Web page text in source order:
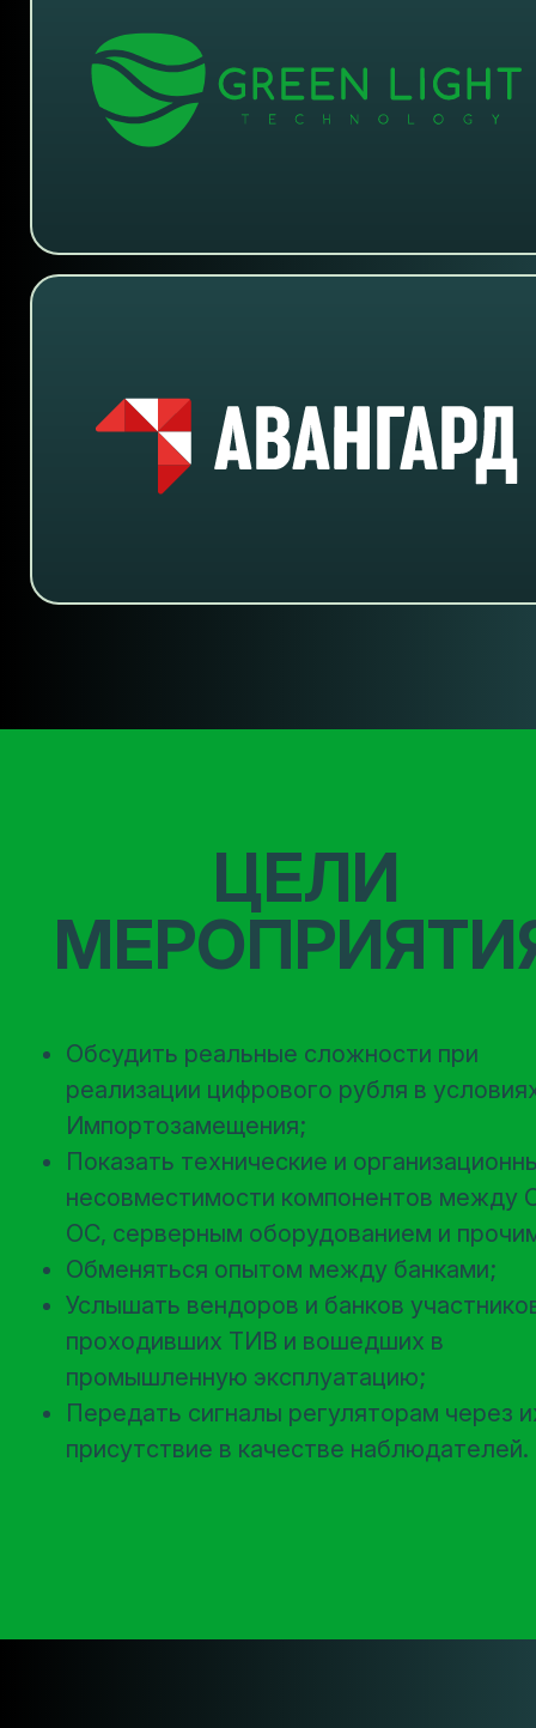
ЦЕЛИ
Обсудить реальные сложности при
реализации цифрового рубля в
Импортозамещения;
Показать технические и
несовместимости компонентов между
ОС, серверным оборудованием и
Обменяться опытом между банками;
Услышать вендоров и банков
проходивших ТИВ и вошедших в
промышленную эксплуатацию;
Передать сигналы регуляторам через
присутствие в качестве наблюдателей.